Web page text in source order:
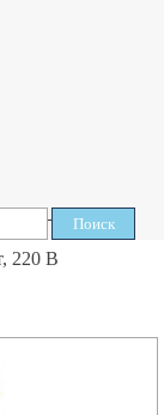
Поиск
Поиск
220 В